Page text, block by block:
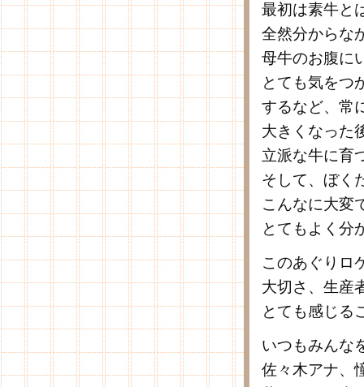
最初は素牛と
全然分からな
母牛のお腹に
とても気をつ
するなど、常
大きくなった
立派な牛に育
そして、ぼく
こんなに大変
とてもよく分
このあぐりロ
大切さ、生産
とても感じる
いつもみんな
佐々木アナ、